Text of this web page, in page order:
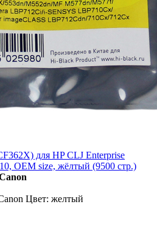
для HP CLJ Enterprise
OEM size, жёлтый (9500 стр.)
Цвет: желтый